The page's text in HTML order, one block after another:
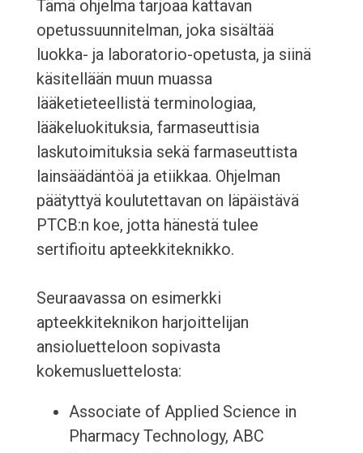
Tämä ohjelma tarjoaa kattavan
opetussuunnitelman, joka sisältää
luokka- ja laboratorio-opetusta, ja siinä
käsitellään muun muassa
lääketieteellistä terminologiaa,
lääkeluokituksia, farmaseuttisia
laskutoimituksia sekä farmaseuttista
lainsäädäntöä ja etiikkaa. Ohjelman
päätyttyä koulutettavan on läpäistävä
PTCB:n koe, jotta hänestä tulee
sertifioitu apteekkiteknikko.
Seuraavassa on esimerkki
apteekkiteknikon harjoittelijan
ansioluetteloon sopivasta
kokemusluettelosta:
Associate of Applied Science in
Pharmacy Technology, ABC